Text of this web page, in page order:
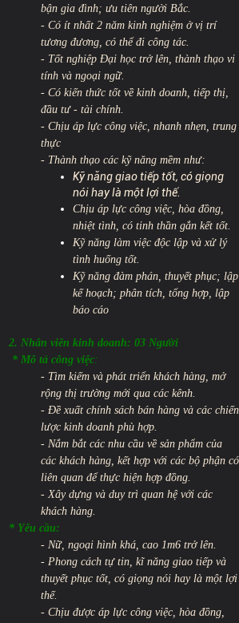
bận gia đình; ưu tiên người Bắc.
- Có ít nhất 2 năm kinh nghiệm ở vị trí
tương đương, có thể đi công tác.
- Tốt nghiệp Đại học trở lên, thành thạo vi
tính và ngoại ngữ.
- Có kiến thức tốt về kinh doanh, tiếp thị,
đầu tư - tài chính.
- Chịu áp lực công việc, nhanh nhẹn, trung
thực
- Thành thạo các kỹ năng mềm như:
Kỹ năng giao tiếp tốt, có giọng
nói hay là một lợi thế.
Chịu áp lực công việc, hòa đồng,
nhiệt tình, có tinh thần gắn kết tốt.
Kỹ năng làm việc độc lập và xử lý
tình huống tốt.
Kỹ năng đàm phán, thuyết phục; lập
kế hoạch; phân tích, tổng hợp, lập
báo cáo
2. Nhân viên kinh doanh: 03 Người
* Mô tả công việc:
- Tìm kiếm và phát triển khách hàng, mở
rộng thị trường mới qua các kênh.
- Đề xuất chính sách bán hàng và các chiến
lược kinh doanh phù hợp.
- Nắm bắt các nhu cầu về sản phẩm của
các khách hàng, kết hợp với các bộ phận có
liên quan để thực hiện hợp đồng.
- Xây dựng và duy trì quan hệ với các
khách hàng.
* Yêu cầu:
- Nữ, ngoại hình khá, cao 1m6 trở lên.
- Phong cách tự tin, kĩ năng giao tiếp và
thuyết phục tốt, có giọng nói hay là một lợi
thế.
- Chịu được áp lực công việc, hòa đồng,